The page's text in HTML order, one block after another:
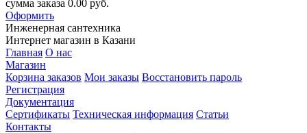
сумма заказа 0.00 руб.
Оформить
Инженерная сантехника
Интернет магазин в Казани
Главная О нас
Магазин
Корзина заказов Мои заказы Восстановить пароль
Регистрация
Документация
Сертификаты Техническая информация Статьи
Контакты